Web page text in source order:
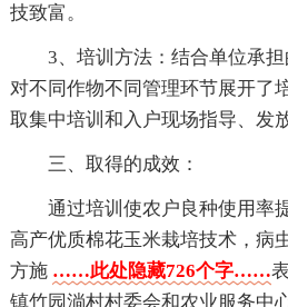
技致富。
3、培训方法：结合单位承
对不同作物不同管理环节展开了
取集中培训和入户现场指导、发
三、取得的成效：
通过培训使农户良种使用率
高产优质棉花玉米栽培技术，病
方施 ……此处隐藏726个字……
镇竹园淌村村委会和农业服务中